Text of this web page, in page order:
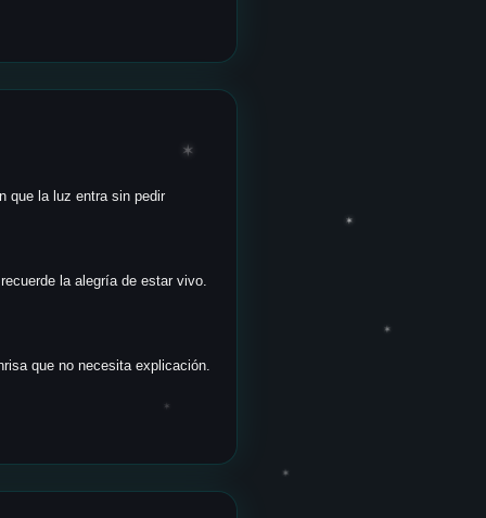
✶
✶
✶
✶
✶
que la luz entra sin pedir
la alegría de estar vivo.
que no necesita explicación.